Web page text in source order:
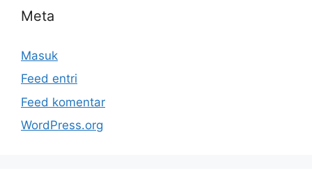
Meta
Masuk
Feed entri
Feed komentar
WordPress.org